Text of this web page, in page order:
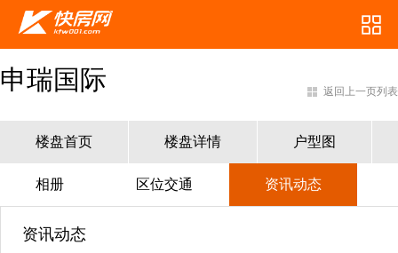
申瑞国际 返回上一页列表
楼盘首页 楼盘详情 户型图
相册 区位交通 资讯动态
资讯动态